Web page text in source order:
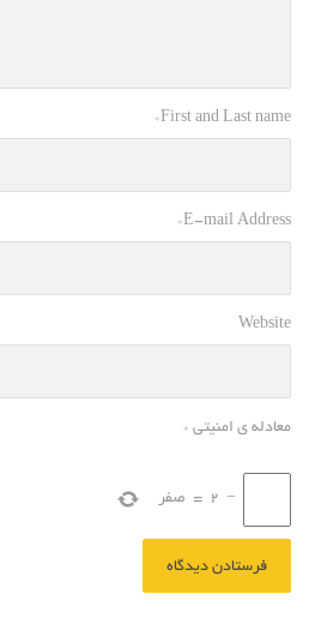
First and Last name
*
E-mail Address
*
Website
معادله ی امنیتی *
−
2
= صفر